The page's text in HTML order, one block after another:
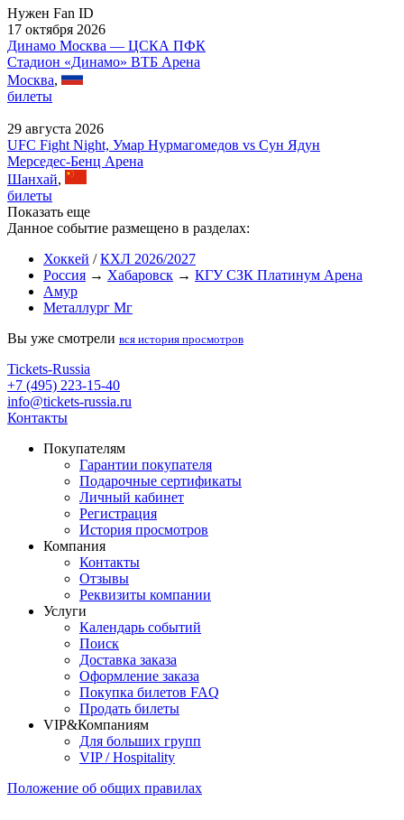
Нужен Fan ID
17 октября 2026
Динамо Москва — ЦСКА ПФК
Стадион «Динамо» ВТБ Арена
Москва,
билеты
29 августа 2026
UFC Fight Night, Умар Нурмагомедов vs Сун Ядун
Мерседес-Бенц Арена
Шанхай,
билеты
Показать еще
Данное событие размещено в разделах:
Хоккей /КХЛ 2026/2027
Россия → Хабаровск → КГУ СЗК Платинум Арена
Амур
Металлург Мг
Вы уже смотрели вся история просмотров
Tickets-Russia
+7 (495) 223-15-40
info@tickets-russia.ru
Контакты
Покупателям
Гарантии покупателя
Подарочные сертификаты
Личный кабинет
Регистрация
История просмотров
Компания
Контакты
Отзывы
Реквизиты компании
Услуги
Календарь событий
Поиск
Доставка заказа
Оформление заказа
Покупка билетов FAQ
Продать билеты
VIP&Компаниям
Для больших групп
VIP / Hospitality
Положение об общих правилах